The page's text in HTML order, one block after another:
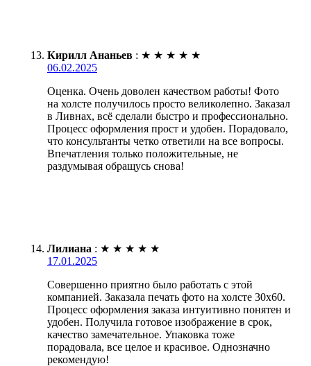
Кирилл Ананьев : ★ ★ ★ ★ ★
06.02.2025
Оценка. Очень доволен качеством работы! Фото
на холсте получилось просто великолепно. Заказал
в Ливнах, всё сделали быстро и профессионально.
Процесс оформления прост и удобен. Порадовало,
что консультанты четко ответили на все вопросы.
Впечатления только положительные, не
раздумывая обращусь снова!
Лилиана : ★ ★ ★ ★ ★
17.01.2025
Совершенно приятно было работать с этой
компанией. Заказала печать фото на холсте 30х60.
Процесс оформления заказа интуитивно понятен и
удобен. Получила готовое изображение в срок,
качество замечательное. Упаковка тоже
порадовала, все целое и красивое. Однозначно
рекомендую!